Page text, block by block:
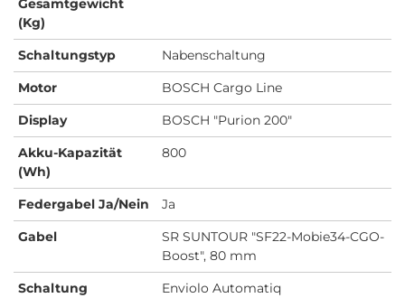
(Kg)
Schaltungstyp
Nabenschaltung
Motor
BOSCH Cargo Line
Display
BOSCH "Purion 200"
Akku-Kapazität
(Wh)
800
Federgabel Ja/Nein
Ja
Gabel
SR SUNTOUR "SF22-Mobie34-CGO-
Boost", 80 mm
Schaltung
Enviolo Automatiq